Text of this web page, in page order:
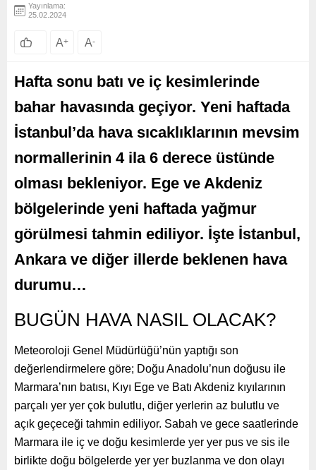
Yayınlama:
25.02.2024
A+ A-
Hafta sonu batı ve iç kesimlerinde
bahar havasında geçiyor. Yeni haftada
İstanbul’da hava sıcaklıklarının mevsim
normallerinin 4 ila 6 derece üstünde
olması bekleniyor. Ege ve Akdeniz
bölgelerinde yeni haftada yağmur
görülmesi tahmin ediliyor. İşte İstanbul,
Ankara ve diğer illerde beklenen hava
durumu…
BUGÜN HAVA NASIL OLACAK?
Meteoroloji Genel Müdürlüğü’nün yaptığı son
değerlendirmelere göre; Doğu Anadolu’nun doğusu ile
Marmara’nın batısı, Kıyı Ege ve Batı Akdeniz kıyılarının
parçalı yer yer çok bulutlu, diğer yerlerin az bulutlu ve
açık geçeceği tahmin ediliyor. Sabah ve gece saatlerinde
Marmara ile iç ve doğu kesimlerde yer yer pus ve sis ile
birlikte doğu bölgelerde yer yer buzlanma ve don olayı